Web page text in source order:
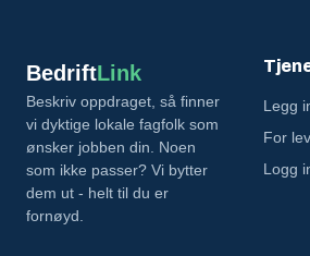
BedriftLink
Beskriv oppdraget, så finner
vi dyktige lokale fagfolk som
ønsker jobben din. Noen
som ikke passer? Vi bytter
dem ut - helt til du er
fornøyd.
Legg
For
Logg